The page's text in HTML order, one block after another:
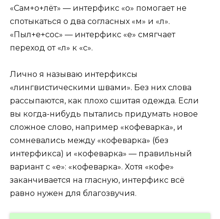
«Сам+о+лёт» — интерфикс «о» помогает не
спотыкаться о два согласных «м» и «л».
«Пыл+е+сос» — интерфикс «е» смягчает
переход от «л» к «с».
Лично я называю интерфиксы
«лингвистическими швами». Без них слова
рассыпаются, как плохо сшитая одежда. Если
вы когда-нибудь пытались придумать новое
сложное слово, например «кофеварка», и
сомневались между «кофеварка» (без
интерфикса) и «кофеварка» — правильный
вариант с «е»: «кофеварка». Хотя «кофе»
заканчивается на гласную, интерфикс всё
равно нужен для благозвучия.